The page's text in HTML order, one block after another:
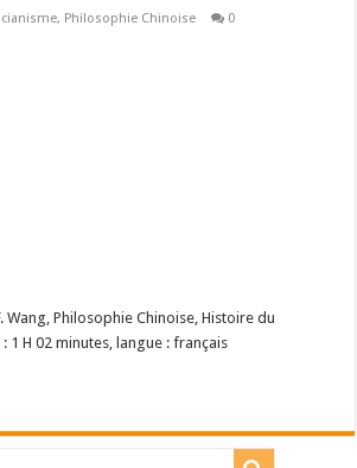
, Philosophie Chinoise 0
Wang, Philosophie Chinoise, Histoire du
1 H 02 minutes, langue : français